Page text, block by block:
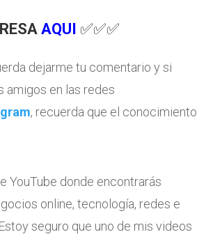
AQUI ✅✅✅
dejarme tu comentario y si
amigos en las redes
, recuerda que el conocimiento
YouTube donde encontrarás
online, tecnología, redes e
seguro que uno de mis videos